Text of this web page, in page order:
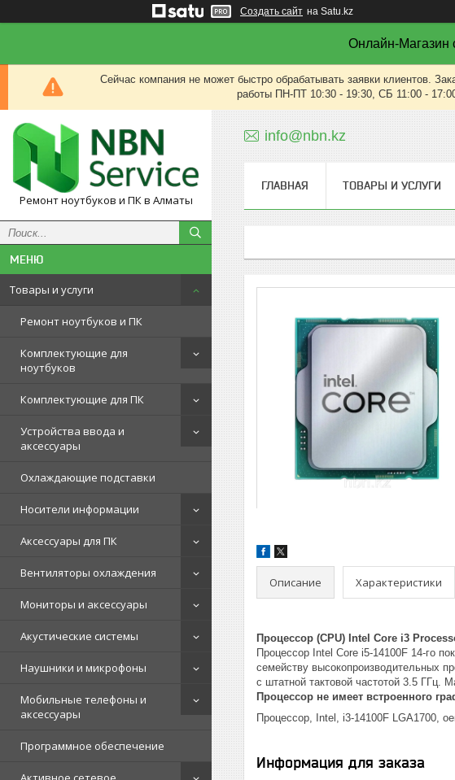
Создать сайт на Satu.kz
Онлайн-Магазин
Сейчас компания не может быстро обрабатывать заявки клиентов.
работы ПН-ПТ 10:30 - 19:30, СБ 11:00 -
Ремонт ноутбуков и ПК в Алматы
Товары и услуги
Ремонт ноутбуков и ПК
Комплектующие для
ноутбуков
Комплектующие для ПК
Устройства ввода и
аксессуары
Охлаждающие подставки
Носители информации
Аксессуары для ПК
Вентиляторы охлаждения
Мониторы и аксессуары
Акустические системы
Наушники и микрофоны
Мобильные телефоны и
аксессуары
Программное обеспечение
info@nbn.kz
ГЛАВНАЯ ТОВАРЫ И УСЛУГИ
Описание Характеристики
Процессор (CPU) Intel Core i3
Процессор Intel Core i5-14100F 14-го
семейству высокопроизводительных
с штатной тактовой частотой 3.5
Процессор не имеет встроенного
Процессор, Intel, i3-14100F LGA1700,
Информация для заказа